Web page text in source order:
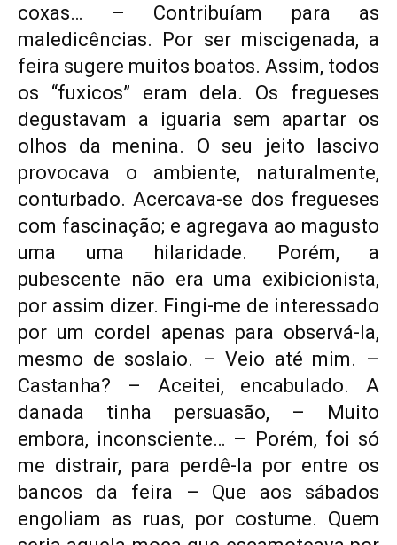
coxas… – Contribuíam para as
maledicências. Por ser miscigenada, a
feira sugere muitos boatos. Assim, todos
os “fuxicos” eram dela. Os fregueses
degustavam a iguaria sem apartar os
olhos da menina. O seu jeito lascivo
provocava o ambiente, naturalmente,
conturbado. Acercava-se dos fregueses
com fascinação; e agregava ao magusto
uma uma hilaridade. Porém, a
pubescente não era uma exibicionista,
por assim dizer. Fingi-me de interessado
por um cordel apenas para observá-la,
mesmo de soslaio. – Veio até mim. –
Castanha? – Aceitei, encabulado. A
danada tinha persuasão, – Muito
embora, inconsciente… – Porém, foi só
me distrair, para perdê-la por entre os
bancos da feira – Que aos sábados
engoliam as ruas, por costume. Quem